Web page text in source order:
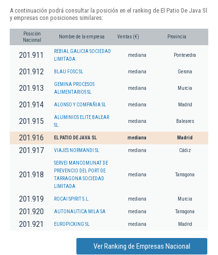
A continuación podrá consultar la posición en el ranking de El Patio De Java Sl
y empresas con posiciones similares:
Posición
Nacional
Nombre de la empresa Ventas (€) Provincia
201.911
REBIAL GALICIA SOCIEDAD
LIMITADA.
mediana Pontevedra
201.912 BLAU FOSC SL mediana Gerona
201.913
GEMINA PROCESOS
ALIMENTARIOS SL
mediana Murcia
201.914 ALONSO Y COMPAÑIA SL mediana Madrid
201.915
ALUMINIOS ELITE BALEAR
SL.
mediana Baleares
201.916 EL PATIO DE JAVA SL mediana Madrid
201.917 VIAJES NORMANDI SL mediana Cádiz
201.918
SERVEI MANCOMUNAT DE
PREVENCIO DEL PORT DE
TARRAGONA SOCIEDAD
LIMITADA
mediana Tarragona
201.919 ROCAI SPIRIT S.L. mediana Murcia
201.920 AUTONAUTICA MILA SA mediana Tarragona
201.921 EUROPICKING SL mediana Madrid
Ver Ranking de Empresas Nacional